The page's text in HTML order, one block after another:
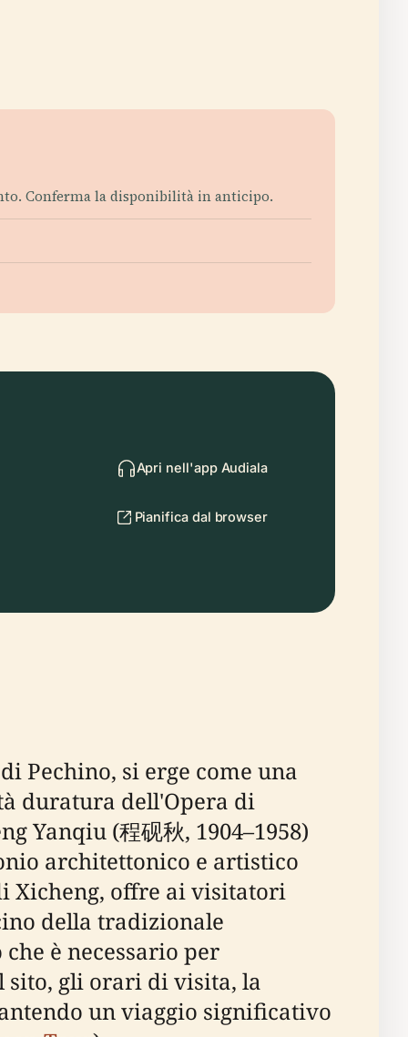
Conferma la disponibilità in anticipo.
Apri nell'app Audiala
Pianifica dal browser
Pechino, si erge come una
duratura dell'Opera di
Yanqiu (程砚秋, 1904–1958)
architettonico e artistico
Xicheng, offre ai visitatori
della tradizionale
è necessario per
sito, gli orari di visita, la
un viaggio significativo